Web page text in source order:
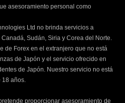
asesoramiento personal como
Ltd no brinda servicios a
Sudán, Siria y Corea del Norte.
de Forex en el extranjero que no está
de Japón y el servicio ofrecido en
de Japón. Nuestro servicio no está
18 años.
proporcionar asesoramiento de